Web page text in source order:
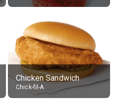
Chicken Sandwich
Chick-fil-A